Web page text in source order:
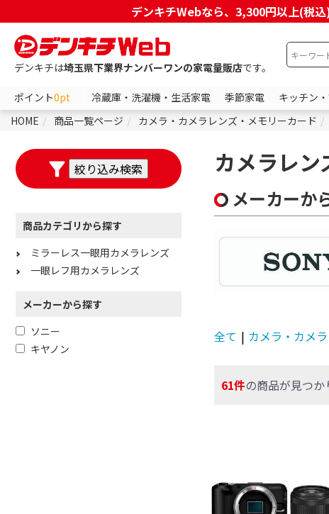
デンキチWebなら、3,300円以上(税
デンキチは埼玉県下業界ナンバーワンの家電量販店です。
ポイント0pt 冷蔵庫・洗濯機・生活家電 季節家電 キッチン
HOME
商品一覧ページ カメラ・カメラレンズ・メモリーカード
カメラレ
メーカーか
全て | カメラ・カメ
61件の商品が見つか
商品カテゴリから探す
ミラーレス一眼用カメラレンズ
一眼レフ用カメラレンズ
メーカーから探す
ソニー
キヤノン